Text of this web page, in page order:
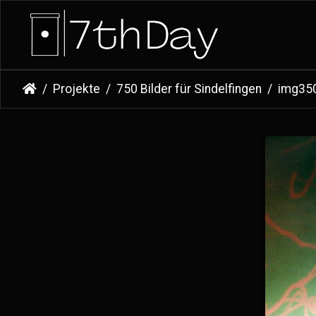
Projekte 750 Bilder für Sindelfingen